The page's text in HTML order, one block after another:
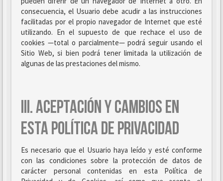
consecuencia, el Usuario debe acudir a las instrucciones
facilitadas por el propio navegador de Internet que esté
utilizando. En el supuesto de que rechace el uso de
cookies —total o parcialmente— podrá seguir usando el
Sitio Web, si bien podrá tener limitada la utilización de
algunas de las prestaciones del mismo.
III. ACEPTACIÓN Y CAMBIOS EN
ESTA POLÍTICA DE PRIVACIDAD
Es necesario que el Usuario haya leído y esté conforme
con las condiciones sobre la protección de datos de
carácter personal contenidas en esta Política de